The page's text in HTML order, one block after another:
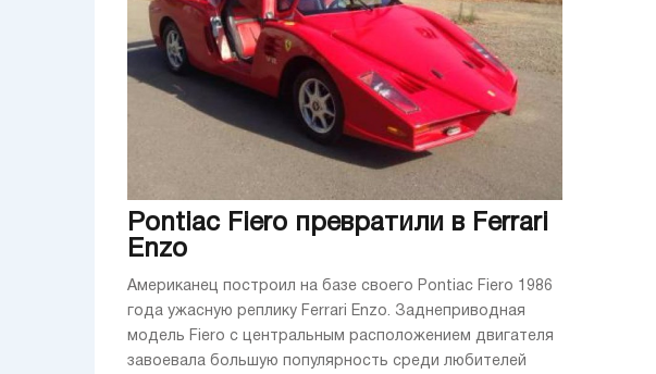
Pontiac Fiero превратили в Ferrari
Enzo
Американец построил на базе своего Pontiac Fiero 1986
года ужасную реплику Ferrari Enzo. Заднеприводная
модель Fiero с центральным расположением двигателя
завоевала большую популярность среди любителей